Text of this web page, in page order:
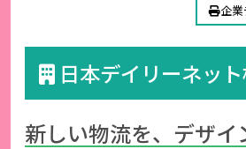
企
日本デイリーネッ
新しい物流を、デザイ